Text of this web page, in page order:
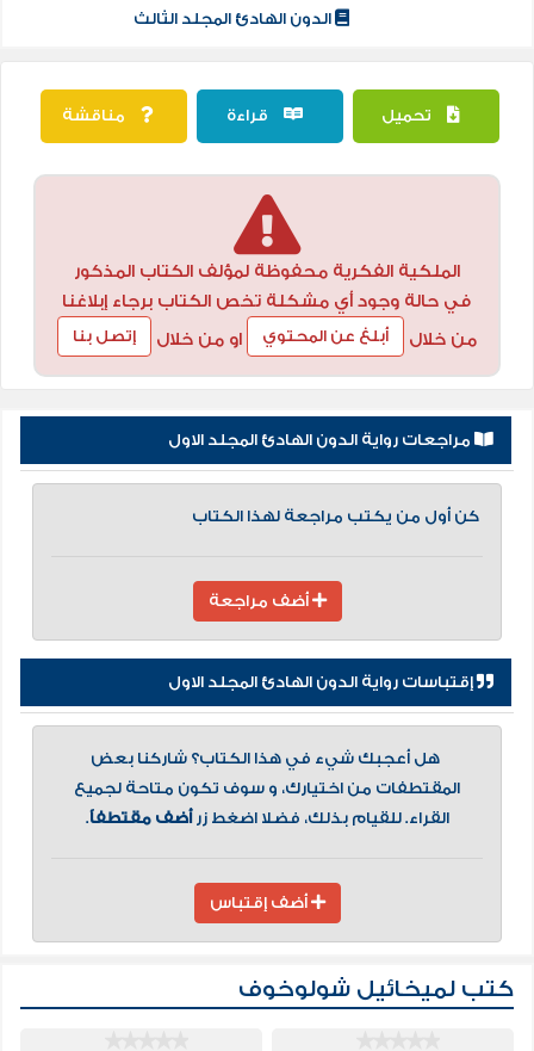
الدون الهادئ المجلد الثالث
تحميل قراءة مناقشة
الملكية الفكرية محفوظة لمؤلف الكتاب المذكور
في حالة وجود أي مشكلة تخص الكتاب برجاء إبلاغنا
من خلال
أبلغ عن المحتوي او من خلال إتصل بنا
مراجعات رواية الدون الهادئ المجلد الاول
كن أول من يكتب مراجعة لهذا الكتاب
أضف مراجعة
إقتباسات رواية الدون الهادئ المجلد الاول
هل أعجبك شيء في هذا الكتاب؟ شاركنا بعض
المقتطفات من اختيارك، و سوف تكون متاحة لجميع
القراء. للقيام بذلك، فضلا اضغط زرأضف مقتطفاً.
أضف إقتباس
كتب لميخائيل شولوخوف